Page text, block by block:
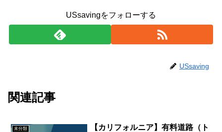
USsavingをフォローする
USsaving
関連記事
未分類
【カリフォルニア】有料道路（ト